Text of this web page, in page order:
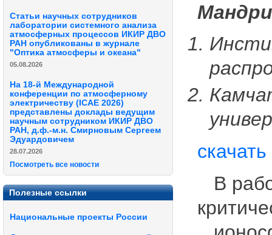
Статьи научных сотрудников
лаборатории системного анализа
атмосферных процессов ИКИР ДВО
РАН опубликованы в журнале
"Оптика атмосферы и океана"
05.08.2026
На 18-й Международной
конференции по атмосферному
электричеству (ICAE 2026)
представлены доклады ведущим
научным сотрудником ИКИР ДВО
РАН, д.ф.-м.н. Смирновым Сергеем
Эдуардовичем
28.07.2026
Посмотреть все новости
Полезные ссылки
Национальные проекты России
скачать
В